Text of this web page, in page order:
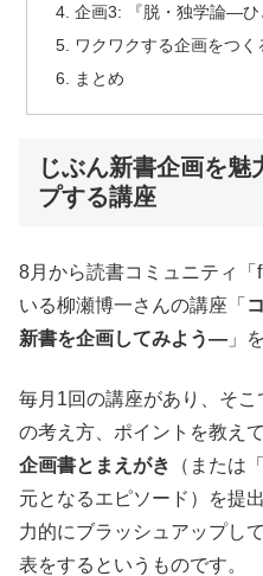
企画3: 『脱・独学論―ひ
ワクワクする企画をつく
まとめ
じぶん新書企画を魅
プする講座
8月から読書コミュニティ
いる柳瀬博一さんの講座「
新書を企画してみよう― 」
毎月1回の講座があり、そ
の考え方、ポイントを教え
企画書とまえがき
（または
元となるエピソード）を提
力的にブラッシュアップし
表をするというものです。